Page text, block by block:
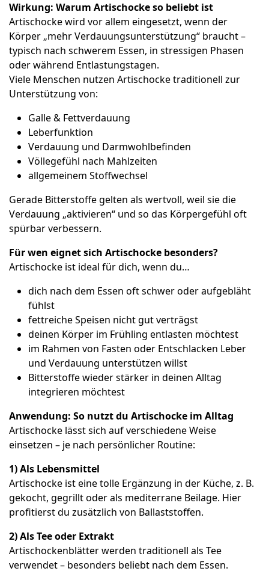
Wirkung: Warum Artischocke so beliebt ist
Artischocke wird vor allem eingesetzt, wenn der
Körper „mehr Verdauungsunterstützung“ braucht –
typisch nach schwerem Essen, in stressigen Phasen
oder während Entlastungstagen.
Viele Menschen nutzen Artischocke traditionell zur
Unterstützung von:
Galle & Fettverdauung
Leberfunktion
Verdauung und Darmwohlbefinden
Völlegefühl nach Mahlzeiten
allgemeinem Stoffwechsel
Gerade Bitterstoffe gelten als wertvoll, weil sie die
Verdauung „aktivieren“ und so das Körpergefühl oft
spürbar verbessern.
Für wen eignet sich Artischocke besonders?
Artischocke ist ideal für dich, wenn du…
dich nach dem Essen oft schwer oder aufgebläht
fühlst
fettreiche Speisen nicht gut verträgst
deinen Körper im Frühling entlasten möchtest
im Rahmen von Fasten oder Entschlacken Leber
und Verdauung unterstützen willst
Bitterstoffe wieder stärker in deinen Alltag
integrieren möchtest
Anwendung: So nutzt du Artischocke im Alltag
Artischocke lässt sich auf verschiedene Weise
einsetzen – je nach persönlicher Routine:
1) Als Lebensmittel
Artischocke ist eine tolle Ergänzung in der Küche, z. B.
gekocht, gegrillt oder als mediterrane Beilage. Hier
profitierst du zusätzlich von Ballaststoffen.
2) Als Tee oder Extrakt
Artischockenblätter werden traditionell als Tee
verwendet – besonders beliebt nach dem Essen.